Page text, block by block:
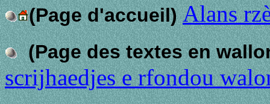
(Page d'accueil)Alans
(Page des textes en
scrijhaedjes e rfondou